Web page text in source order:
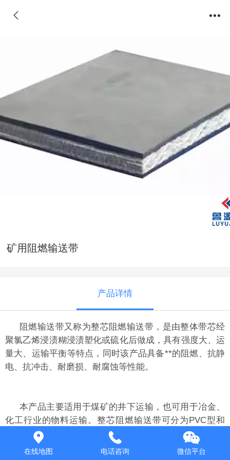
矿用阻燃输送带
产品详情
阻燃输送带又称为整芯阻燃输送带，是由整体带芯经
聚氯乙烯浸渍糊浸渍塑化或硫化后做成，具有强度大、运
量大、运输平衡等特点，同时该产品具备**的阻燃、抗静
电、抗冲击、耐磨损、耐腐蚀等性能。
本产品主要适用于煤矿的井下运输，也可用于冶金、
化工行业的物料运输。整芯阻燃输送带可分为PVC型和
PVG型。
在线地图 电话咨询 微信平台